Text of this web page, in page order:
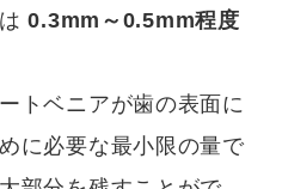
は0.3mm～0.5mm程度
トベニアが歯の表面に
に必要な最小限の量で